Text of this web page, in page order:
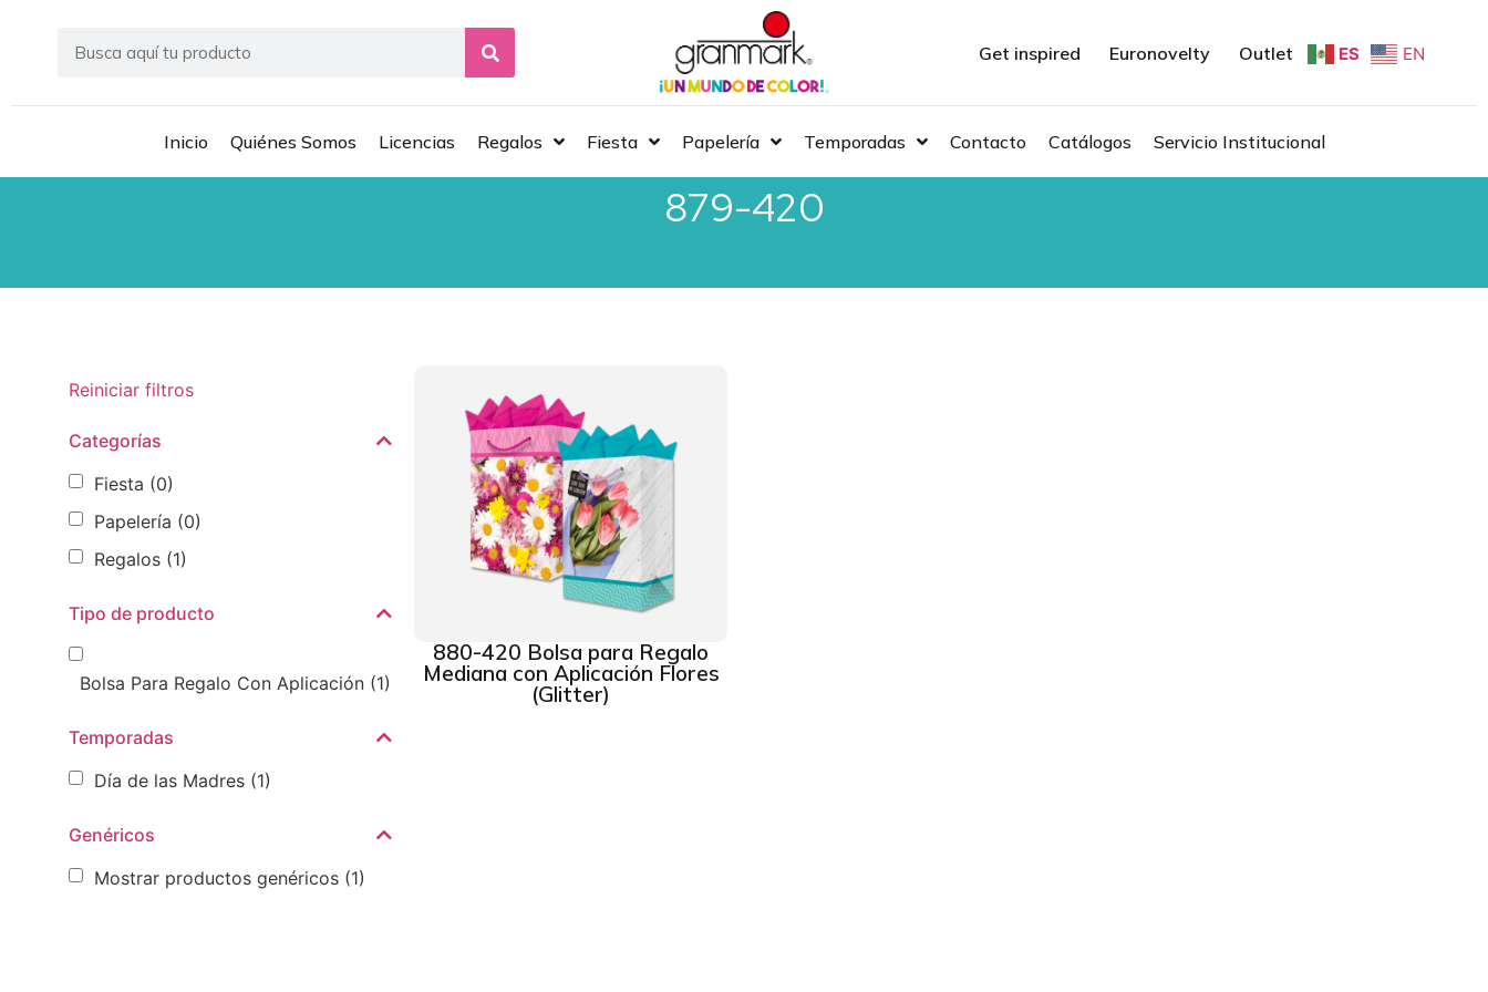
Get inspired Euronovelty Outlet ES EN
Inicio Quiénes Somos Licencias Regalos Fiesta Papelería Temporadas Contacto Catálogos Servicio Institucional
879-420
Reiniciar filtros
Categorías
Fiesta (0)
Papelería (0)
Regalos (1)
Tipo de producto
Bolsa Para Regalo Con Aplicación (1)
Temporadas
Día de las Madres (1)
Genéricos
Mostrar productos genéricos (1)
880-420 Bolsa para Regalo
Mediana con Aplicación Flores
(Glitter)